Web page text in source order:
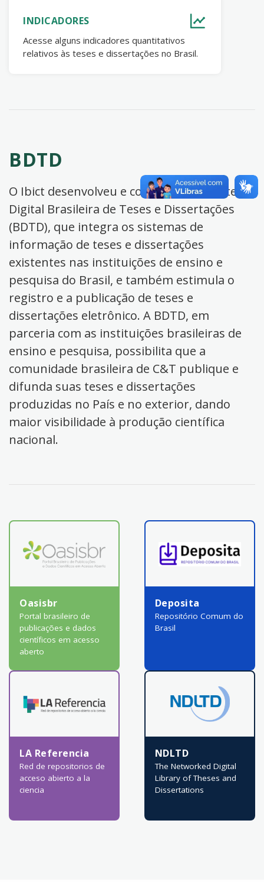
INDICADORES
Acesse alguns indicadores quantitativos
relativos às teses e dissertações no Brasil.
BDTD
O Ibict desenvolveu e coordena a Biblioteca
Digital Brasileira de Teses e Dissertações
(BDTD), que integra os sistemas de
informação de teses e dissertações
existentes nas instituições de ensino e
pesquisa do Brasil, e também estimula o
registro e a publicação de teses e
dissertações eletrônico. A BDTD, em
parceria com as instituições brasileiras de
ensino e pesquisa, possibilita que a
comunidade brasileira de C&T publique e
difunda suas teses e dissertações
produzidas no País e no exterior, dando
maior visibilidade à produção científica
nacional.
Oasisbr
Portal brasileiro de
publicações e dados
científicos em acesso
aberto
Deposita
Repositório Comum do
Brasil
LA Referencia
Red de repositorios de
acceso abierto a la
ciencia
NDLTD
The Networked Digital
Library of Theses and
Dissertations